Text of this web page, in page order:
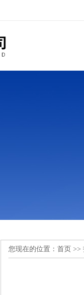
您现在的位置： 首页 >>